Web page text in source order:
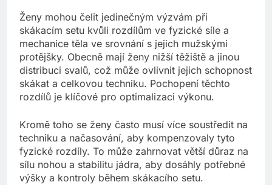
Ženy mohou čelit jedinečným výzvám při
skákacím setu kvůli rozdílům ve fyzické síle a
mechanice těla ve srovnání s jejich mužskými
protějšky. Obecně mají ženy nižší těžiště a jinou
distribuci svalů, což může ovlivnit jejich schopnost
skákat a celkovou techniku. Pochopení těchto
rozdílů je klíčové pro optimalizaci výkonu.
Kromě toho se ženy často musí více soustředit na
techniku a načasování, aby kompenzovaly tyto
fyzické rozdíly. To může zahrnovat větší důraz na
sílu nohou a stabilitu jádra, aby dosáhly potřebné
výšky a kontroly během skákacího setu.